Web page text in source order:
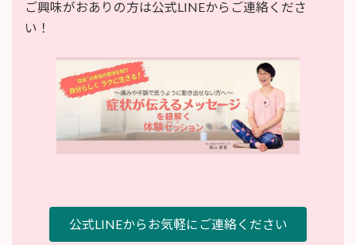
ご興味がおありの方は公式LINEからご連絡くださ
い！
公式LINEからお気軽にご連絡ください